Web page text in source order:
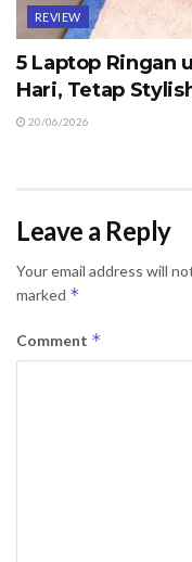
REVIEW
5 Laptop Ringan
Hari, Tetap
20/06/2026
Leave a Reply
Your email address will
marked *
Comment *